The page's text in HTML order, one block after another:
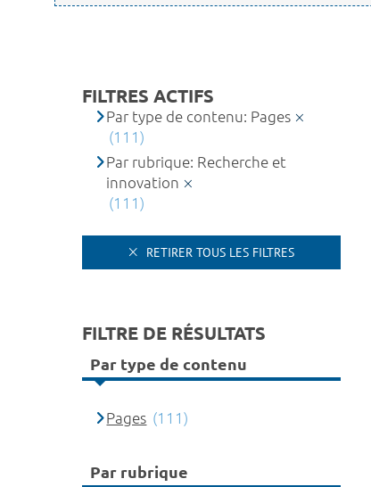
FILTRES ACTIFS
Par type de contenu: Pages
(111)
Par rubrique: Recherche et
innovation
(111)
RETIRER TOUS LES FILTRES
FILTRE DE RÉSULTATS
Par type de contenu
Pages (111)
Par rubrique